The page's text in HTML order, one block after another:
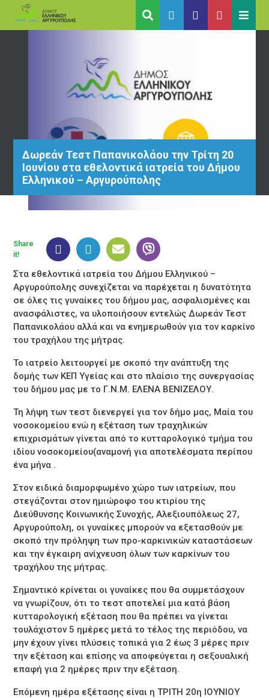
Δωρεάν Τεστ Παπανικολάου την Τρίτη 20
Ιουνίου στα εθελοντικά ιατρεία του Δήμου
Ελληνικού – Αργυρούπολης
Στα εθελοντικά ιατρεία του Δήμου Ελληνικού –
Αργυρούπολης συνεχίζεται να παρέχεται η δυνατότητα
σε όλες τις γυναίκες του δήμου μας, ασφαλισμένες και
ανασφάλιστες, να υλοποιήσουν εντελώς Δωρεάν Τεστ
Παπανικολάου αλλά και να ενημερωθούν για τον καρκίνο
του τραχήλου της μήτρας.
Το ιατρείο λειτουργεί με σκοπό την ανάπτυξη της
δομής των ΚΕΠ Υγείας και στο πλαίσιο της συνεργασίας
του δήμου μας με το Γ.Ν.Μ. ΕΛΕΝΑ ΒΕΝΙΖΕΛΟΥ.
Τη λήψη των τεστ διενεργεί για τον δήμο μας, Μαία του
νοσοκομείου ενώ η εξέταση των τραχηλικών
επιχρισμάτων γίνεται από το κυτταρολογικό τμήμα του
ιδίου νοσοκομείου(αναμονή για αποτελέσματα περίπου
ένα μήνα .
Στον ειδικά διαμορφωμένο χώρο των ιατρείων, που
στεγάζονται στον ημιώροφο του κτιρίου της
Διεύθυνσης Κοινωνικής Συνοχής, Αλεξιουπόλεως 27,
Αργυρούπολη, οι γυναίκες μπορούν να εξετασθούν με
σκοπό την πρόληψη των προ-καρκινικών καταστάσεων
και την έγκαιρη ανίχνευση όλων των καρκίνων του
τραχήλου της μήτρας.
Σημαντικό κρίνεται οι γυναίκες που θα συμμετάσχουν
να γνωρίζουν, ότι το τεστ αποτελεί μια κατά βάση
κυτταρολογική εξέταση που θα πρέπει να γίνεται
τουλάχιστον 5 ημέρες μετά το τέλος της περιόδου, να
μην έχουν γίνει πλύσεις τοπικά για 2 έως 3 μέρες πριν
την εξέταση και επίσης να αποφεύγεται η σεξουαλική
επαφή για 2 ημέρες πριν την εξέταση.
Επόμενη ημέρα εξέτασης είναι η ΤΡΙΤΗ 20η ΙΟΥΝΙΟΥ
Share
it!